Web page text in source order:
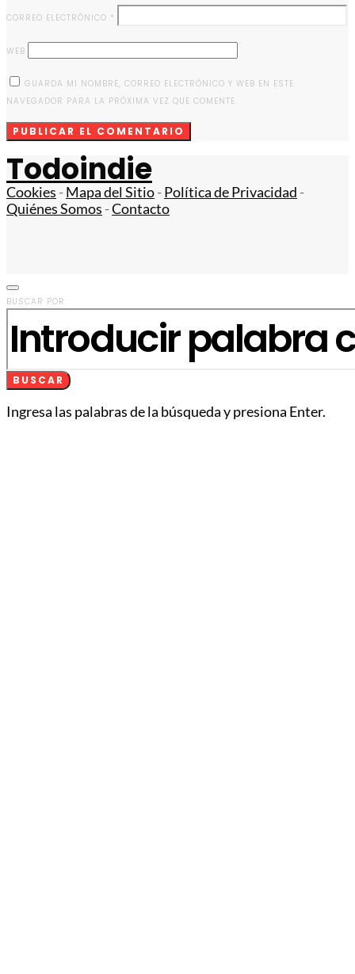
CORREO ELECTRÓNICO *
WEB
GUARDA MI NOMBRE, CORREO ELECTRÓNICO Y WEB EN ESTE
NAVEGADOR PARA LA PRÓXIMA VEZ QUE COMENTE.
Todoindie
Cookies -Mapa del Sitio-Política de Privacidad -
Quiénes Somos -Contacto
BUSCAR POR:
BUSCAR
Ingresa las palabras de la búsqueda y presiona Enter.